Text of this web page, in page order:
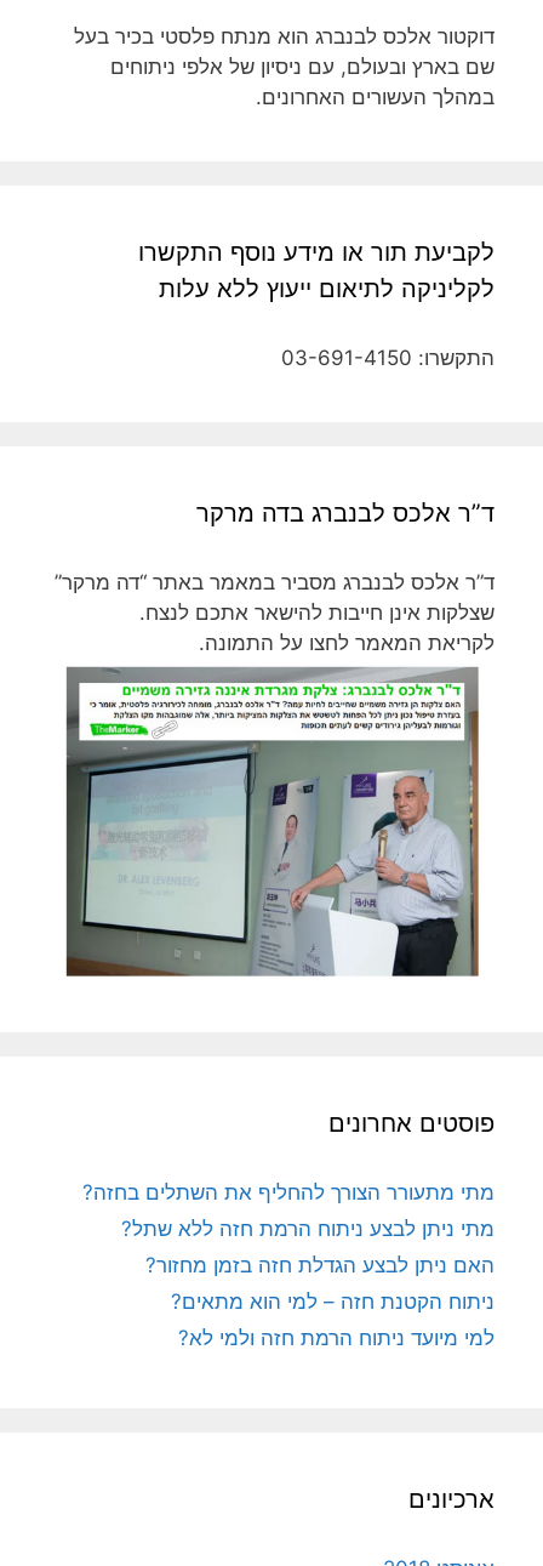
דוקטור אלכס לבנברג הוא מנתח פלסטי בכיר בעל
שם בארץ ובעולם, עם ניסיון של אלפי ניתוחים
במהלך העשורים האחרונים.
לקביעת תור או מידע נוסף התקשרו
לקליניקה לתיאום ייעוץ ללא עלות
התקשרו: 03-691-4150
ד”ר אלכס לבנברג בדה מרקר
ד”ר אלכס לבנברג מסביר במאמר באתר “דה מרקר”
שצלקות אינן חייבות להישאר אתכם לנצח.
לקריאת המאמר לחצו על התמונה.
פוסטים אחרונים
מתי מתעורר הצורך להחליף את השתלים בחזה?
מתי ניתן לבצע ניתוח הרמת חזה ללא שתל?
האם ניתן לבצע הגדלת חזה בזמן מחזור?
ניתוח הקטנת חזה – למי הוא מתאים?
למי מיועד ניתוח הרמת חזה ולמי לא?
ארכיונים